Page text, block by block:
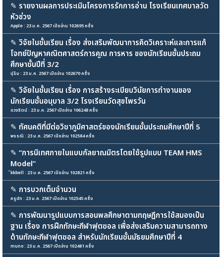
✎ รายงานผลการประเมินโครงการรักการอ่าน โรงเรียนเทศบาลวัด
หัวข่วง
Apple : 23 ม.ค. 2567 เปิดอ่าน 102695 ครั้ง
✎ วิจัยในชั้นเรียน เรื่อง ส่งเสริมพัฒนาการคิดวิเคราะห์และการแก้
โจทย์ปัญหาคณิตศาสตร์การคูณ การหาร ของนักเรียนชั้นประถม
ศึกษาชั้นปีที่ 3/2
ปุริม : 23 ม.ค. 2567 เปิดอ่าน 102670 ครั้ง
✎ วิจัยในชั้นเรียน เรื่อง การสร้างระเบียบวินัยการทำงานของ
นักเรียนชั้นอนุบาล 3/2 โรงเรียนวัดสุขไพรวัน
ดวงรัตน์ : 23 ม.ค. 2567 เปิดอ่าน 106248 ครั้ง
✎ ทัศนคติที่มีต่อวิชาภูมิศาสตร์ของนักเรียนชั้นประถมศึกษาปีที่ 5
พรรณิ : 23 ม.ค. 2567 เปิดอ่าน 102584 ครั้ง
✎ “การนิเทศภายในแบบกัลยาณมิตรโดยใช้รูปแบบ TEAM HMS
Model”
ิkkbell : 23 ม.ค. 2567 เปิดอ่าน 102821 ครั้ง
✎ การบวกเต็มจำนวน
ครูนัท : 23 ม.ค. 2567 เปิดอ่าน 102545 ครั้ง
✎ การพัฒนารูปแบบการสอนพลศึกษาตามทฤษฎีการใช้สมองเป็น
ฐาน เรื่อง การฝึกทักษะกีฬาฟุตซอล เพื่อส่งเสริมความสามารถทาง
ด้านทักษะกีฬาฟุตซอล สำหรับนักเรียนชั้นมัธยมศึกษาปีที่ 4
muno : 23 ม.ค. 2567 เปิดอ่าน 102481 ครั้ง